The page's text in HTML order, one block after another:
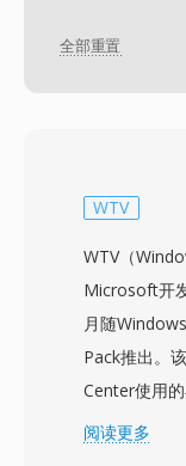
全部重置
WTV
WTV（
Microsoft开
月随
Pack推出。
Center使用
的容器来录
阅读更多